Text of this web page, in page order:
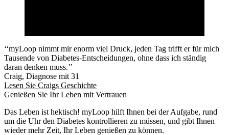
‘‘myLoop nimmt mir enorm viel Druck, jeden Tag trifft er für mich
Tausende von Diabetes-Entscheidungen, ohne dass ich ständig
daran denken muss.’’
Craig, Diagnose mit 31
Lesen Sie Craigs Geschichte
Genießen Sie Ihr Leben mit Vertrauen
Das Leben ist hektisch! myLoop hilft Ihnen bei der Aufgabe, rund
um die Uhr den Diabetes kontrollieren zu müssen, und gibt Ihnen
wieder mehr Zeit, Ihr Leben genießen zu können.